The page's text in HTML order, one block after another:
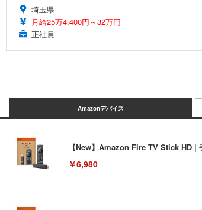
埼玉県
月給25万4,400円～32万円
正社員
Amazonデバイス
【New】Amazon Fire TV Stick HD |
￥6,980